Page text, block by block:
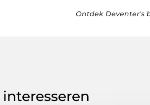
Ontdek Deventer's